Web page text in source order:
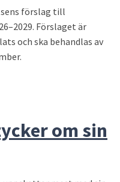
förslag till
Förslaget är
och ska behandlas av
om sin